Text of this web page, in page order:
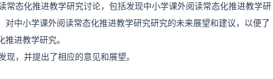
态化推进教学研究讨论，包括发现中小学课外阅读常态化推进教学研
中小学课外阅读常态化推进教学研究研究的未来展望和建议，以便了
进教学研究。
，并提出了相应的意见和展望。